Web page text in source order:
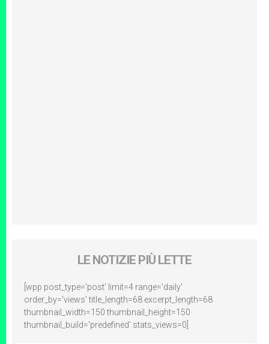
LE NOTIZIE PIÙ LETTE
[wpp post_type='post' limit=4 range='daily'
order_by='views' title_length=68 excerpt_length=68
thumbnail_width=150 thumbnail_height=150
thumbnail_build='predefined' stats_views=0]